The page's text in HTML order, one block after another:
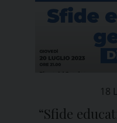
18
“Sfide